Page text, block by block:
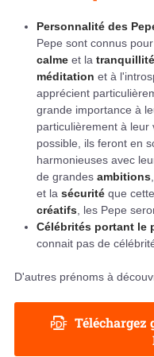
Personnalité des
Pepe sont connus
calme et la tranquillité
méditation et à
apprécient
grande importance à
particulièrement à leur
possible, ils feront en
harmonieuses avec
de grandes ambitions
et la sécurité que
créatifs , les Pepe
Célébrités portant le
connait pas de
D'autres prénoms à